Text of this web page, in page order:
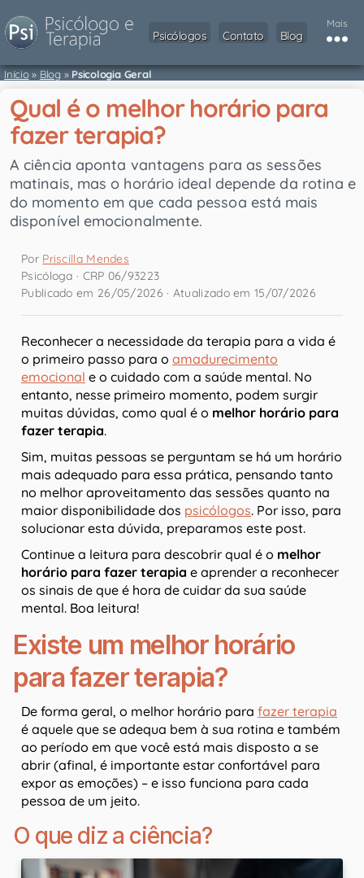
Psicólogos Contato Blog
Mais
Início» Blog»Psicologia Geral
Qual é o melhor horário para
fazer terapia?
A ciência aponta vantagens para as sessões
matinais, mas o horário ideal depende da rotina e
do momento em que cada pessoa está mais
disponível emocionalmente.
Por Priscilla Mendes
Psicóloga · CRP 06/93223
Publicado em 26/05/2026 · Atualizado em 15/07/2026
Reconhecer a necessidade da terapia para a vida é
o primeiro passo para o amadurecimento
emocional e o cuidado com a saúde mental. No
entanto, nesse primeiro momento, podem surgir
muitas dúvidas, como qual é o melhor horário para
fazer terapia.
Sim, muitas pessoas se perguntam se há um horário
mais adequado para essa prática, pensando tanto
no melhor aproveitamento das sessões quanto na
maior disponibilidade dos psicólogos. Por isso, para
solucionar esta dúvida, preparamos este post.
Continue a leitura para descobrir qual é o melhor
horário para fazer terapia e aprender a reconhecer
os sinais de que é hora de cuidar da sua saúde
mental. Boa leitura!
Existe um melhor horário
para fazer terapia?
De forma geral, o melhor horário para fazer terapia
é aquele que se adequa bem à sua rotina e também
ao período em que você está mais disposto a se
abrir (afinal, é importante estar confortável para
expor as emoções) – e isso funciona para cada
pessoa de um jeito.
O que diz a ciência?